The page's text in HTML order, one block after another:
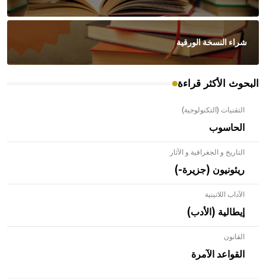
شراء النسخة الورقية
البحوث الأكثر قراءة
التقنيات (التكنولوجية)
الحاسوب
التاريخ و الجغرافية و الآثار
ريئونيون (جزيرة-)
الآداب اللاتينية
إيطالية (الأدب)
القانون
القواعد الآمرة
- هل تعلم أن الأبلق نوع من الفنون الهندسية التي ارتبطت
بالعمارة الإسلامية في بلاد الشام ومصر خاصة، حيث يحرص
المعمار على بناء مداميكه وخاصة في الواجهات